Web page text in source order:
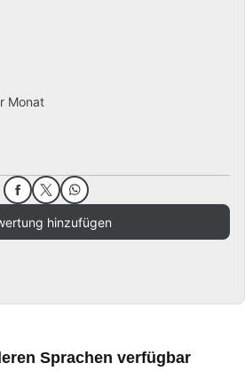
Monat
hinzufügen
Sprachen verfügbar